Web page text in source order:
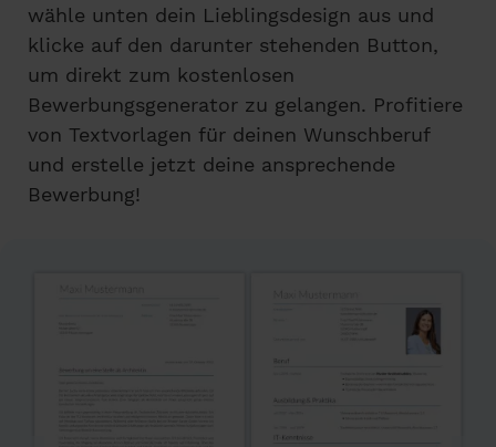
wähle unten dein Lieblingsdesign aus und
klicke auf den darunter stehenden Button,
um direkt zum kostenlosen
Bewerbungsgenerator zu gelangen. Profitiere
von Textvorlagen für deinen Wunschberuf
und erstelle jetzt deine ansprechende
Bewerbung!